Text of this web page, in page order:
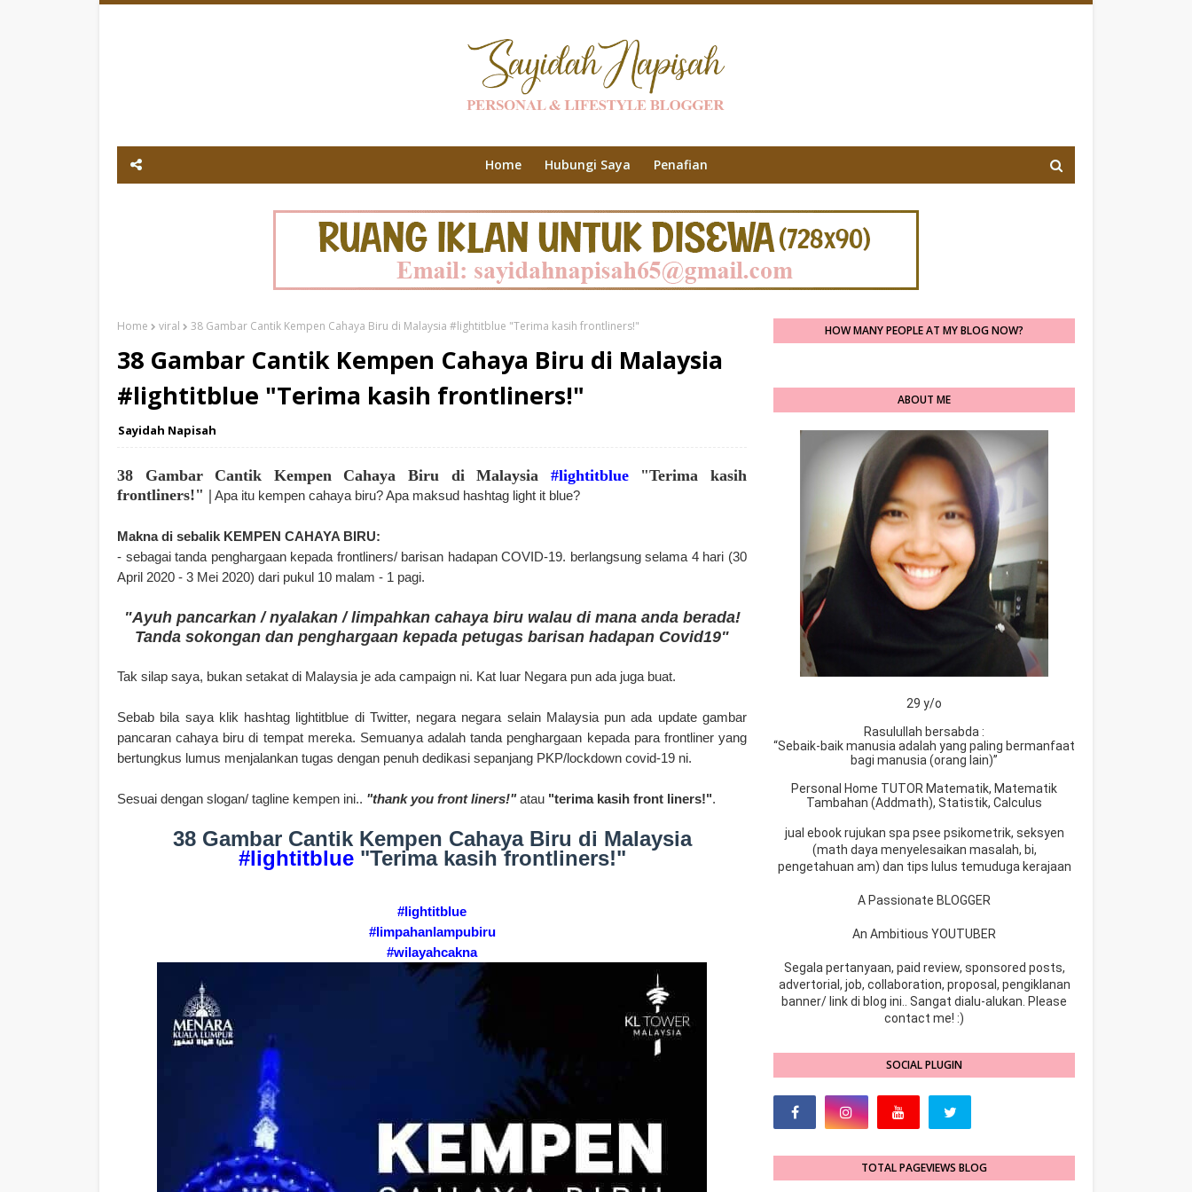
Home Hubungi Saya Penafian
Home viral 38 Gambar Cantik Kempen Cahaya Biru di Malaysia #lightitblue "Terima kasih frontliners!"
38 Gambar Cantik Kempen Cahaya Biru di Malaysia
#lightitblue "Terima kasih frontliners!"
Sayidah Napisah
38 Gambar Cantik Kempen Cahaya Biru di Malaysia #lightitblue"Terima kasih
frontliners!" | Apa itu kempen cahaya biru? Apa maksud hashtag light it blue?
Makna di sebalik KEMPEN CAHAYA BIRU:
- sebagai tanda penghargaan kepada frontliners/ barisan hadapan COVID-19. berlangsung selama 4 hari (30
April 2020 - 3 Mei 2020) dari pukul 10 malam - 1 pagi.
"Ayuh pancarkan / nyalakan / limpahkan cahaya biru walau di mana anda berada!
Tanda sokongan dan penghargaan kepada petugas barisan hadapan Covid19"
Tak silap saya, bukan setakat di Malaysia je ada campaign ni. Kat luar Negara pun ada juga buat.
Sebab bila saya klik hashtag lightitblue di Twitter, negara negara selain Malaysia pun ada update gambar
pancaran cahaya biru di tempat mereka. Semuanya adalah tanda penghargaan kepada para frontliner yang
bertungkus lumus menjalankan tugas dengan penuh dedikasi sepanjang PKP/lockdown covid-19 ni.
Sesuai dengan slogan/ tagline kempen ini.. "thank you front liners!"atau "terima kasih front liners!".
38 Gambar Cantik Kempen Cahaya Biru di Malaysia
#lightitblue"Terima kasih frontliners!"
#lightitblue
#limpahanlampubiru
#wilayahcakna
HOW MANY PEOPLE AT MY BLOG NOW?
ABOUT ME
29 y/o
Rasulullah bersabda :
“Sebaik-baik manusia adalah yang paling bermanfaat
bagi manusia (orang lain)”
Personal Home TUTOR Matematik, Matematik
Tambahan (Addmath), Statistik, Calculus
jual ebook rujukan spa psee psikometrik, seksyen
(math daya menyelesaikan masalah, bi,
pengetahuan am) dan tips lulus temuduga kerajaan
A Passionate BLOGGER
An Ambitious YOUTUBER
Segala pertanyaan, paid review, sponsored posts,
advertorial, job, collaboration, proposal, pengiklanan
banner/ link di blog ini.. Sangat dialu-alukan. Please
contact me! :)
SOCIAL PLUGIN
TOTAL PAGEVIEWS BLOG